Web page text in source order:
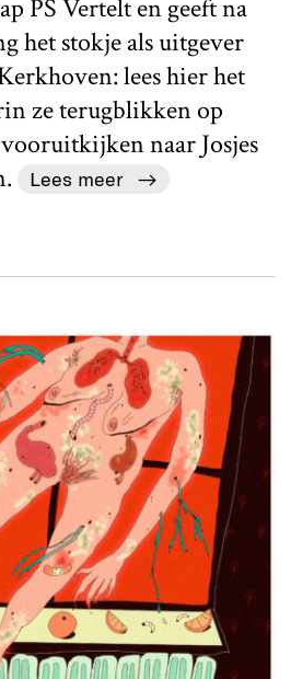
PS Vertelt en geeft na
het stokje als uitgever
lees hier het
ze terugblikken op
naar Josjes
Lees meer